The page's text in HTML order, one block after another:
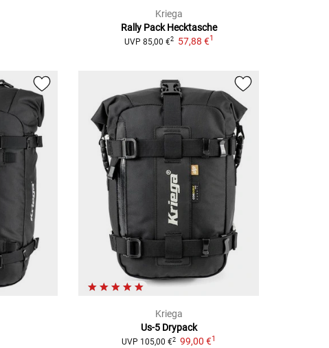
Kriega
Rally Pack Hecktasche
UVP 85,00 €2 57,88 €1
Kriega
Us-5 Drypack
UVP 105,00 €2 99,00 €1